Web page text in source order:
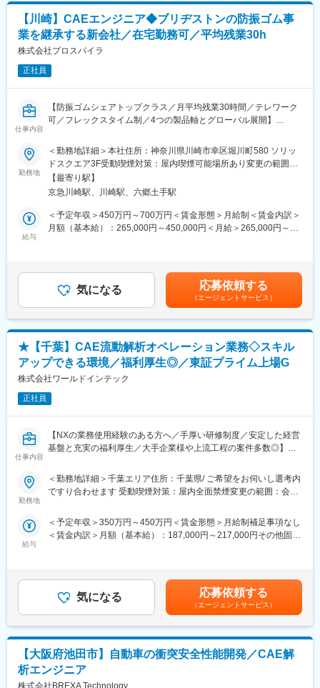
・転勤なし（県外異動なし）、年間休日125日、離職率9％
※長年、同じ配属先で経験を積まれているベテラン社員もおります
ので、キャリアや環境次第で柔軟に対応しております。
■業務内容：
◆マイナビEdgeとは◆
私たちは、「設計・開発」を専門にした総合エンジニアリング企
合発電など、得意分野はさまざま。
マイナビEdgeのエンジニアは、日本のモノづくり企業における最
前線で活躍しています。業界を絞らず、幅広い領域にチャレンジ
できる。アウトソーシングという働き方だからこそ、理想のエン
ジニア像がきっと見つかるはずです。
50年以上の歴史があり、日本のモノづくりに貢献してきました。
◆キャリアサポート◆
エンジニア一人ひとりに対し「営業」「研修」「キャリアサポー
談を実施し、細やかなサポートを行います。
お持ちの経験だけではなく本人の志向性や人柄、5年後、10年後
の未来までも考慮して配属先を選定しています。
【川崎】CAEエンジニア◆ブリヂストンの防振ゴム事
業を継承する新会社／在宅勤務可／平均残業30h
株式会社プロスパイラ
正社員
仕事内容
【防振ゴムシェアトップクラス／月平均残業30時間／テレワーク
可／フレックスタイム制／4つの製品軸とグローバル展開】
■職務概要：
当社のデジタル基盤の中核として開発業務効率化やDX化への業務
をお任せします。詳細は以下の通りです。
・CAE環境の管理、及び新会社設立に向けた再構築整備
・開発支援、及び内外PJへの参画
■業務詳細：
・CAEナレッジ体系化と部門内教育指導
・EV向け開発プロジェクトへのCAE担当としての参画など
フレックス制度も有るためワークライフバランスよく就業いただ
けます。
■組織構成：
配属部署は計8名在籍しております。
■ミッション：
・開発品質向上による開発手戻りロス削減と新製品COPQの削減
を目指し、デジタル基盤(ICT,CAD,CAE)を整備提供すると共に、
それ等を活用した開発設計支援を行っていただきます。
他社競争優位に繋がる先進要素技術(樹脂,解析,計測)を創ると共
に、それ等の適用開発を行っていただきます。
■プロスパイラについて：
株式会社ブリヂストンの防振ゴム事業が独立し、2022年7月に設
く会社です。
■4つの製品軸
同社は、【自動車用防振ゴム事業】【産業用防振ゴム事業】【空
ます。
その中でも、国内でシェアも高い防振ゴム生産の起源は、ブリヂ
ストンの事業としてスタートした1937年の海軍用航空機の緩衝ゴ
ムの試作品制作にまで遡ります。日本の自動車産業が海外生産を
本格化し始めた1980年代より、北米を皮切りに活躍の舞台を世界
勤務地
＜勤務地詳細＞本社住所：神奈川県川崎市幸区堀川町580 ソリッ
ドスクエア3F受動喫煙対策：屋内喫煙可能場所あり変更の範囲：
会社の定める事業所
【最寄り駅】
京急川崎駅、川崎駅、六郷土手駅
給与
＜予定年収＞450万円～700万円＜賃金形態＞月給制＜賃金内訳＞
月額（基本給）：265,000円～450,000円＜月給＞265,000円～
目安の金額であり、選考を通じて上下する可能性があります。月
給(月額)は固定手当を含めた表記です。
気になる 応募依頼する
（エージェントサービス）
★【千葉】CAE流動解析オペレーション業務◇スキル
アップできる環境／福利厚生◎／東証プライム上場G
株式会社ワールドインテック
正社員
仕事内容
【NXの業務使用経験のある方へ／手厚い研修制度／安定した経営
基盤と充実の福利厚生／大手企業様や上流工程の案件多数◎】
■業務内容：
下記業務をお任せいたします。
ル等の作成、製品等の観測・測定、サンプルの成形加工、客先現
場での開発・試作立会等(測定・記録等)、社内外との打合せ、デー
ワールドインテックで未経験からエンジニアになるまで
（1）入社後は初期研修：導入研修、モノづくり研修
就業規則や評価制度の説明は勿論、働く上で必要なビジネスマナ
ーも学ぶことができます。
（2）配属先での就業スタート（配属先での研修有）
（3）入社3年目～キャリアUP支援制度
※面談を行い、ご本人の強みを更に強化し弱みを補うための技術研
修を受講していただきます。ベテラン技術者の指導やe-learningも
勤務地
＜勤務地詳細＞千葉エリア住所：千葉県/ ご希望をお伺いし選考内
ですり合わせます 受動喫煙対策：屋内全面禁煙変更の範囲：会社
給与
＜予定年収＞350万円～450万円＜賃金形態＞月給制補足事項なし
＜賃金内訳＞月額（基本給）：187,000円～217,000円その他固定
月・12月）※2025年度実績3.00ヶ月分【年収例】・350万円/24歳/
入社 2年目 固定給月額23万円＋残業＋賞与賃金はあくまでも目
安の金額であり、選考を通じて上下する可能性があります。月給
(月額)は固定手当を含めた表記です。
気になる 応募依頼する
（エージェントサービス）
【大阪府池田市】自動車の衝突安全性能開発／CAE解
析エンジニア
株式会社BREXA Technology